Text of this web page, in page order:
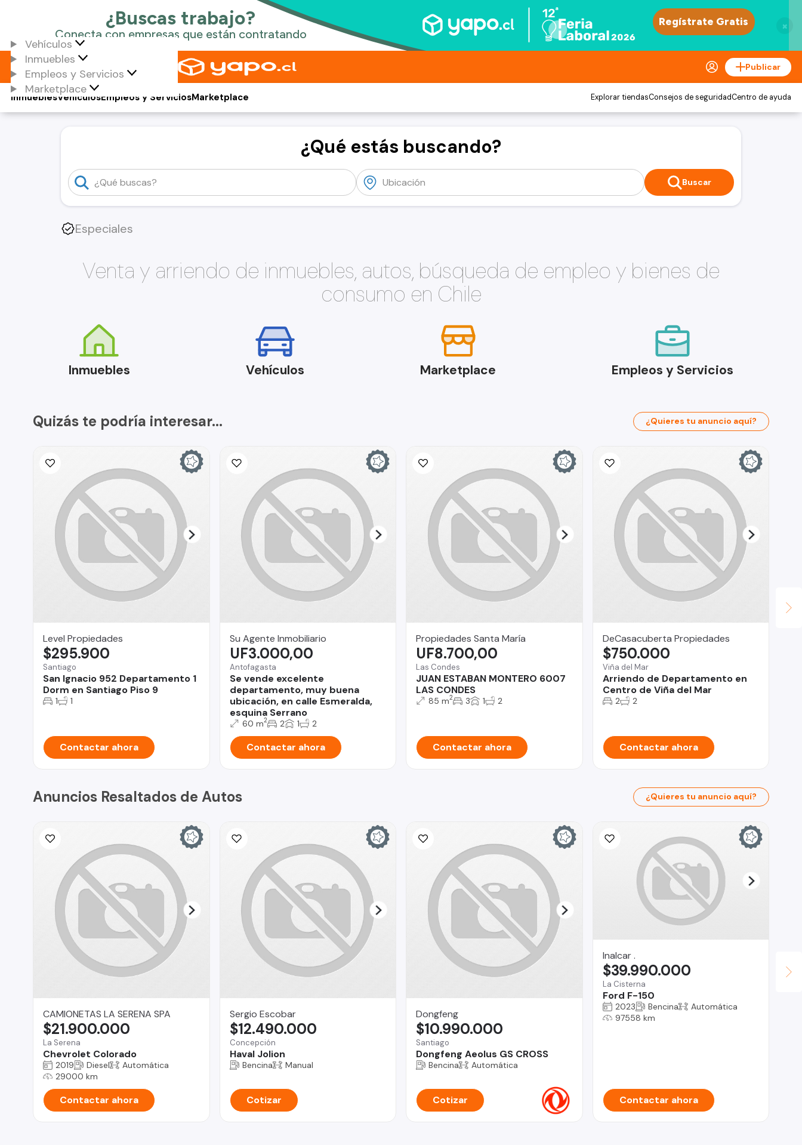
×
Vehículos
Inmuebles
Empleos y Servicios
Marketplace
Publicar
Vehículos
Inmuebles Empleos y ServiciosMarketplace Explorar tiendasConsejos de seguridadCentro de ayuda
¿Qué estás buscando?
Buscar
Especiales
Venta y arriendo de inmuebles, autos, búsqueda de empleo y bienes de
consumo en Chile
Inmuebles Vehículos Marketplace Empleos y Servicios
Quizás te podría interesar... ¿Quieres tu anuncio aquí?
Level Propiedades
Santiago
San Ignacio 952 Departamento 1
Dorm en Santiago Piso 9
$295.900
1 1
Contactar ahora
Su Agente Inmobiliario
Antofagasta
Se vende excelente
departamento, muy buena
ubicación, en calle Esmeralda,
esquina Serrano
UF3.000,00
60 m2 2 1 2
Contactar ahora
Propiedades Santa María
Las Condes
JUAN ESTABAN MONTERO 6007
LAS CONDES
UF8.700,00
85 m2 3 1 2
Contactar ahora
DeCasacuberta Propiedades
Viña del Mar
Arriendo de Departamento en
Centro de Viña del Mar
$750.000
2 2
Contactar ahora
Anuncios Resaltados de Autos ¿Quieres tu anuncio aquí?
CAMIONETAS LA SERENA SPA
La Serena
Chevrolet Colorado
$21.900.000
2019 Diesel
Automática
29000 km
Contactar ahora
Sergio Escobar
Concepción
Haval Jolion
$12.490.000
Bencina Manual
Cotizar
Dongfeng
Santiago
Dongfeng Aeolus GS CROSS
$10.990.000
Bencina Automática
Cotizar
Inalcar .
La Cisterna
Ford F-150
$39.990.000
2023 Bencina
Automática
97558 km
Contactar ahora